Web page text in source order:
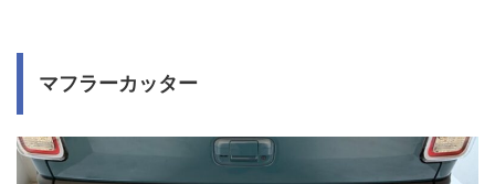
マフラーカッター